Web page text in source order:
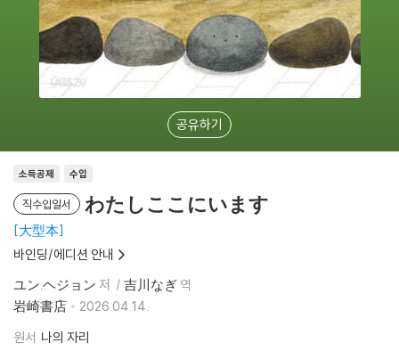
공유하기
소득공제 수입
직수입일서 わたしここにいます
大型本
바인딩/에디션 안내
ユン.ヘジョン 저 吉川なぎ 역
岩崎書店
2026.04.14.
원서 나의 자리